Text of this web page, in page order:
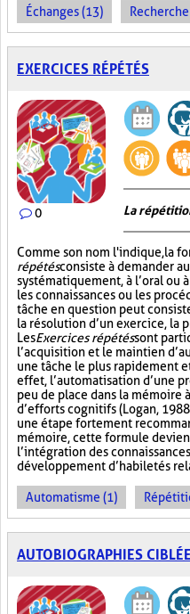
Échanges (13)
EXERCICES RÉPÉTÉS
0 La
Comme son nom l'indique, la
répétésconsiste à demander
systématiquement, à l’oral ou
les connaissances ou les
tâche en question peut
la résolution d’un exercice, la
LesExercices répétéssont
l’acquisition et le maintien
une tâche le plus rapidement
effet, l’automatisation d’une
peu de place dans la
d’efforts cognitifs (Logan,
une étape fortement
mémoire, cette formule
l’intégration des
développement d’habiletés
Automatisme (1)
AUTOBIOGRAPHIES